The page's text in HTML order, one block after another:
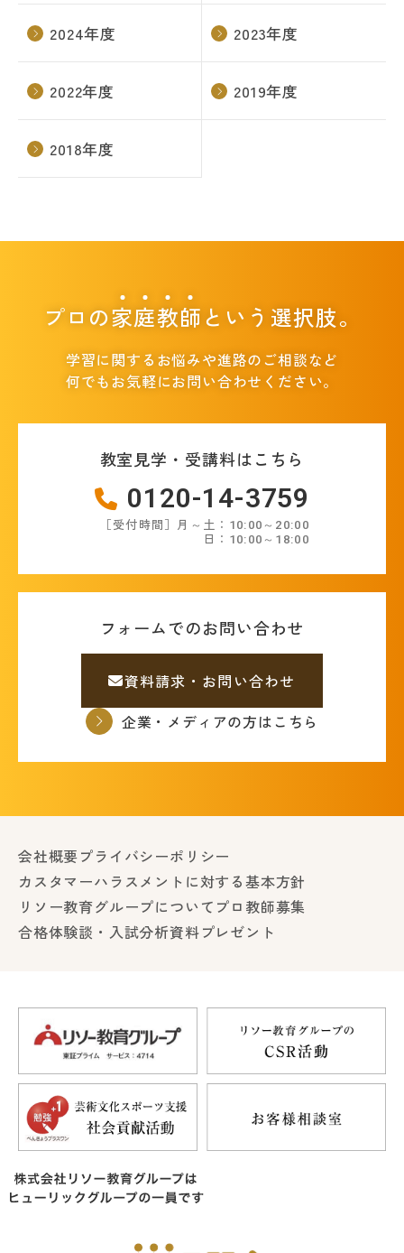
2024年度 2023年度
2022年度 2019年度
2018年度
プロの家庭教師という選択肢。
学習に関するお悩みや進路のご相談など
何でもお気軽にお問い合わせください。
教室見学・受講料はこちら
0120-14-3759
［受付時間］月～土：10:00～20:00
日：10:00～18:00
フォームでのお問い合わせ
資料請求・お問い合わせ
企業・メディアの方はこちら
会社概要プライバシーポリシー
カスタマーハラスメントに対する基本方針
リソー教育グループについて プロ教師募集
合格体験談・入試分析資料プレゼント